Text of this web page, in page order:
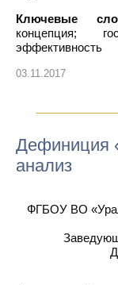
Ключевые
концепция;
эффективность
03.11.2017
Дефиниция
анализ
ФГБОУ ВО